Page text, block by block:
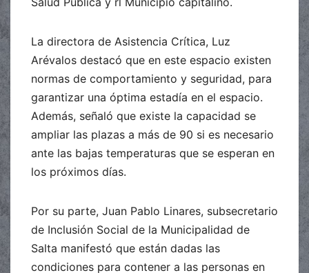
La directora de Asistencia Crítica, Luz
Arévalos destacó que en este espacio existen
normas de comportamiento y seguridad, para
garantizar una óptima estadía en el espacio.
Además, señaló que existe la capacidad se
ampliar las plazas a más de 90 si es necesario
ante las bajas temperaturas que se esperan en
los próximos días.
Por su parte, Juan Pablo Linares, subsecretario
de Inclusión Social de la Municipalidad de
Salta manifestó que están dadas las
condiciones para contener a las personas en